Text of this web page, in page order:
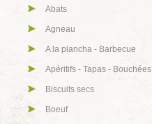
Abats
Agneau
A la plancha - Barbecue
Apéritifs - Tapas - Bouchées
Biscuits secs
Boeuf